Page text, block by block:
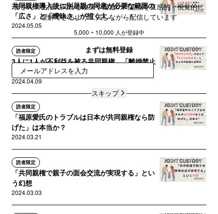
共同親権導入後に別居親の同意が必要な範囲の
「広さ」と「曖昧さ」が招く大...
2024.05.05
読者限定
3人に1人が不利益を被る共同親権。「離婚禁止
制度」を超えて「少子化促進...
2024.04.09
読者限定
「福原愛氏のトラブルは日本が共同親権なら防
げた」は本当か？
2024.03.21
読者限定
「共同親権で親子の面会交流が実現する」とい
う幻想
2024.03.03
皆さんの生活に関わる政策や報道の問題点を直感的・視覚的に
理解できるよう工夫しながら配信しています
5,000 ~ 10,000 人が登録中
まずは無料登録
無料で受け取る
スキップ